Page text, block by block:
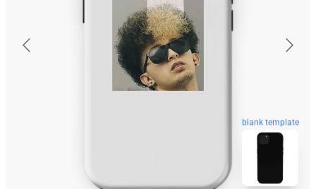
blank template